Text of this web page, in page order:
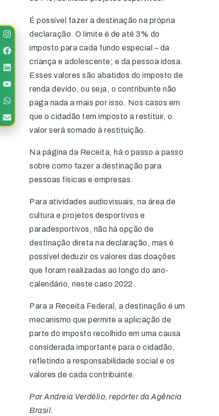
É possível fazer a destinação na própria
declaração. O limite é de até 3% do
imposto para cada fundo especial – da
criança e adolescente; e da pessoa idosa.
Esses valores são abatidos do imposto de
renda devido, ou seja, o contribuinte não
paga nada a mais por isso. Nos casos em
que o cidadão tem imposto a restituir, o
valor será somado à restituição.
Na página da Receita, há o passo a passo
sobre como fazer a destinação para
pessoas físicas e empresas.
Para atividades audiovisuais, na área de
cultura e projetos desportivos e
paradesportivos, não há opção de
destinação direta na declaração, mas é
possível deduzir os valores das doações
que foram realizadas ao longo do ano-
calendário, neste caso 2022.
Para a Receita Federal, a destinação é um
mecanismo que permite a aplicação de
parte do imposto recolhido em uma causa
considerada importante para o cidadão,
refletindo a responsabilidade social e os
valores de cada contribuinte.
Por Andreia Verdélio, repórter da Agência
Brasil.